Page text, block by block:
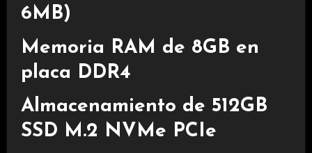
6MB)
Memoria RAM de 8GB en
placa DDR4
Almacenamiento de 512GB
SSD M.2 NVMe PCIe